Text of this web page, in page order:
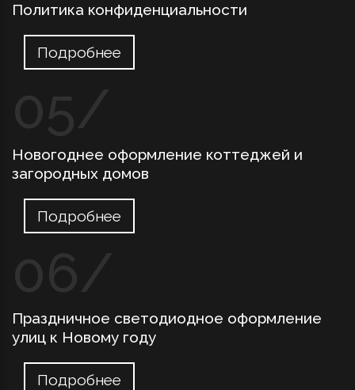
Политика конфиденциальности
Подробнее
Новогоднее оформление коттеджей и
загородных домов
Подробнее
Праздничное светодиодное оформление
улиц к Новому году
Подробнее